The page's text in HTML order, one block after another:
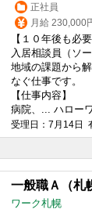
正社員
月給 230,000
【１０年後も必
入居相談員（ソ
地域の課題から
なぐ仕事です。
【仕事内容】
病院、... ハロー
受理日：7月14日
一般職Ａ（札
ワーク札幌